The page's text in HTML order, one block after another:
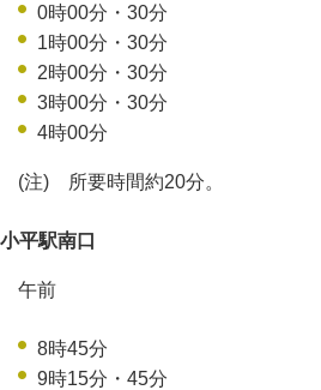
0時00分・30分
1時00分・30分
2時00分・30分
3時00分・30分
4時00分
(注) 所要時間約20分。
小平駅南口
午前
8時45分
9時15分・45分